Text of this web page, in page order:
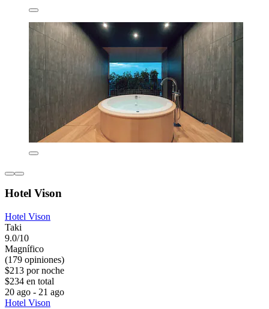
Hotel Vison
Hotel Vison
Taki
9.0/10
Magnífico
(179 opiniones)
$213 por noche
$234 en total
20 ago - 21 ago
Hotel Vison